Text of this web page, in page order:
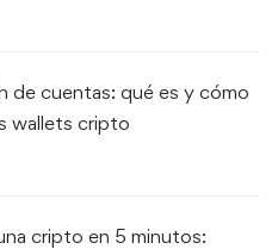
de cuentas: qué es y cómo
wallets cripto
cripto en 5 minutos: